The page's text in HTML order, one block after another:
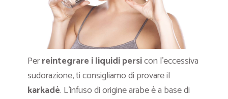
Perreintegrare i liquidi persicon l’eccessiva
sudorazione, ti consigliamo di provare il
karkadè. L’infuso di origine arabe è a base di